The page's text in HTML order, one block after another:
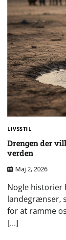
LIVSSTIL
Drengen der
verden
Maj 2, 2026
Nogle historier
landegrænser,
for at ramme
[…]